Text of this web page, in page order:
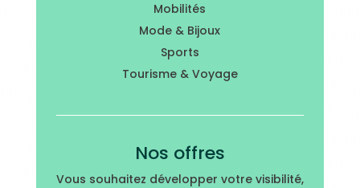
Mobilités
Mode & Bijoux
Sports
Tourisme & Voyage
Nos offres
Vous souhaitez développer votre visibilité,